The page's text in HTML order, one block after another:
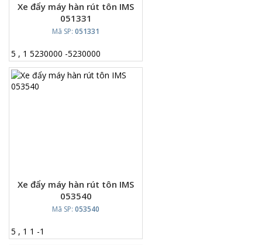
Xe đẩy máy hàn rút tôn IMS
051331
Mã SP: 051331
5 , 1 5230000 -5230000
Xe đẩy máy hàn rút tôn IMS
053540
Mã SP: 053540
5 , 1 1 -1